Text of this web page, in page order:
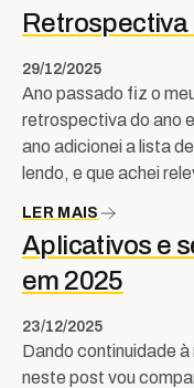
Retrospectiva
29/12/2025
Ano passado fiz o
retrospectiva do ano
ano adicionei a lista
lendo, e que achei
LER MAIS
Aplicativos e
em 2025
23/12/2025
Dando continuidade
neste post vou